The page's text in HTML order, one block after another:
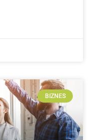
BIZNES